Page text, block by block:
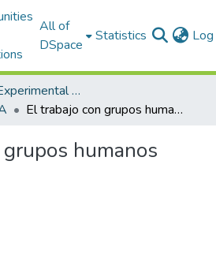
All of
DSpace
Statistics
2.- Estación Experimental Austro
El trabajo con grupos humanos
humanos